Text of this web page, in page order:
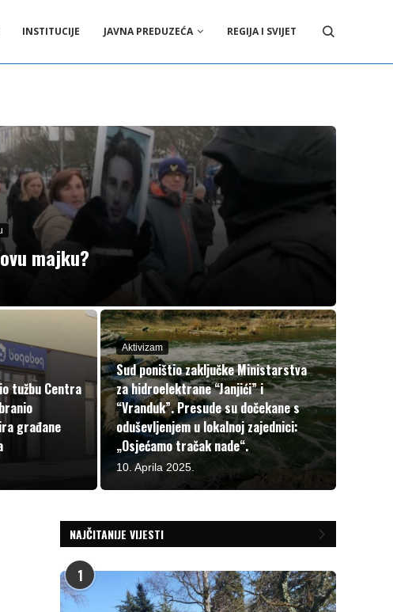
INSTITUCIJE JAVNA PREDUZEĆA REGIJA I SVIJET
majku?
tužbu Centra
građane
Aktivizam
Sud poništio zaključke Ministarstva
za hidroelektrane “Janjići” i
“Vranduk”. Presude su dočekane s
oduševljenjem u lokalnoj zajednici:
„Osjećamo tračak nade“.
10. Aprila 2025.
NAJČITANIJE VIJESTI
1